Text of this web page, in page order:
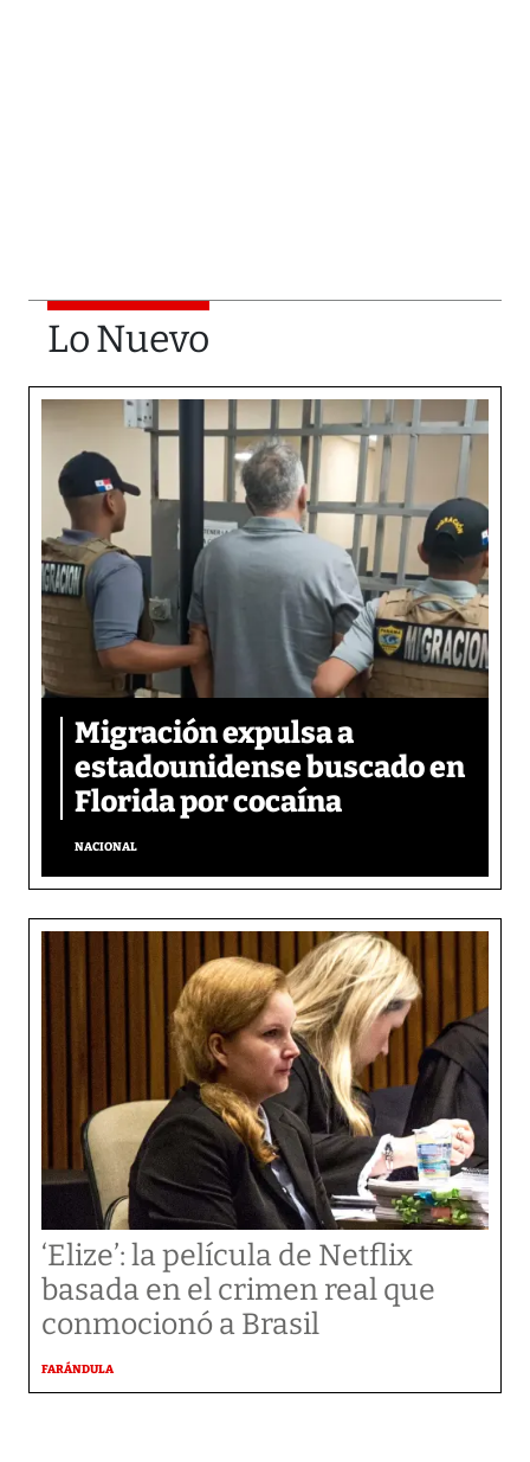
Lo Nuevo
Migración expulsa a
estadounidense buscado en
Florida por cocaína
NACIONAL
‘Elize’: la película de Netflix
basada en el crimen real que
conmocionó a Brasil
FARÁNDULA